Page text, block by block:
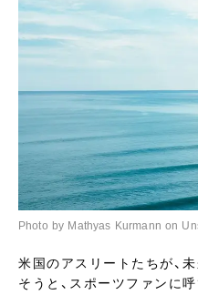
Photo by Mathyas Kurmann on
米国のアスリートたちが、
そうと、スポーツファンに